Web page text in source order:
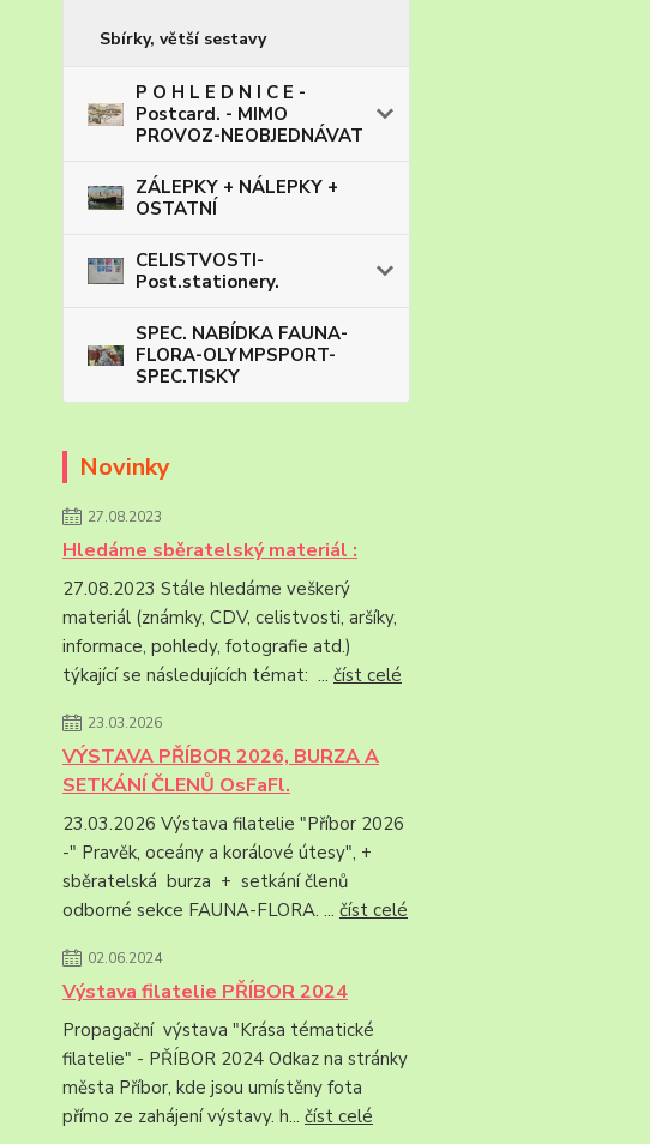
Sbírky, větší sestavy
P O H L E D N I C E -
Postcard. - MIMO
PROVOZ-NEOBJEDNÁVAT
ZÁLEPKY + NÁLEPKY +
OSTATNÍ
CELISTVOSTI-
Post.stationery.
SPEC. NABÍDKA FAUNA-
FLORA-OLYMPSPORT-
SPEC.TISKY
Novinky
27.08.2023
Hledáme sběratelský materiál :
27.08.2023 Stále hledáme veškerý
materiál (známky, CDV, celistvosti, aršíky,
informace, pohledy, fotografie atd.)
týkající se následujících témat: ... číst celé
23.03.2026
VÝSTAVA PŘÍBOR 2026, BURZA A
SETKÁNÍ ČLENŮ OsFaFl.
23.03.2026 Výstava filatelie "Příbor 2026
-" Pravěk, oceány a korálové útesy", +
sběratelská burza + setkání členů
odborné sekce FAUNA-FLORA. ... číst celé
02.06.2024
Výstava filatelie PŘÍBOR 2024
Propagační výstava "Krása tématické
filatelie" - PŘÍBOR 2024 Odkaz na stránky
města Příbor, kde jsou umístěny fota
přímo ze zahájení výstavy. h... číst celé